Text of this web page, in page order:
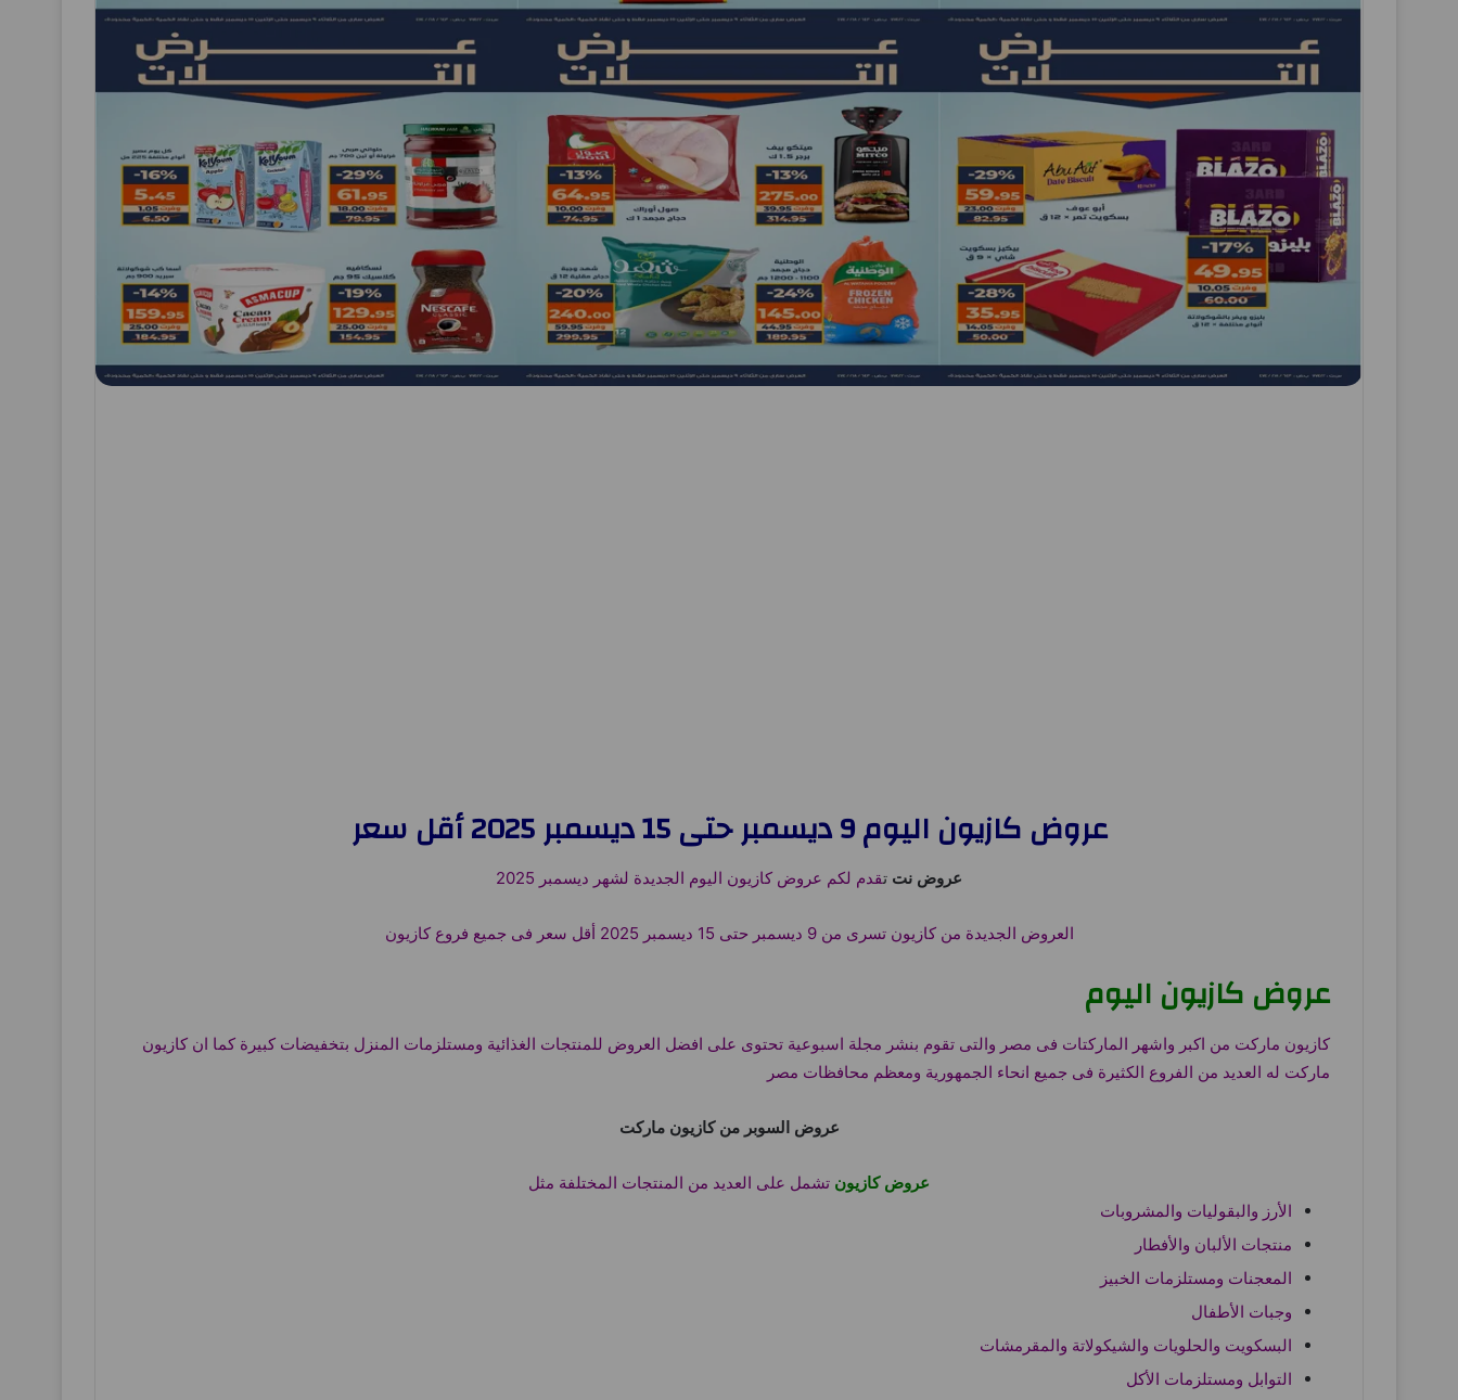
عروض كازيون اليوم 9 ديسمبر حتى 15 ديسمبر 2025 أقل سعر
عروض نت تقدم لكم عروض كازيون اليوم الجديدة لشهر ديسمبر 2025
العروض الجديدة من كازيون تسرى من 9 ديسمبر حتى 15 ديسمبر 2025 أقل سعر فى جميع فروع كازيون
عروض كازيون اليوم
كازيون ماركت من اكبر واشهر الماركتات فى مصر والتى تقوم بنشر مجلة اسبوعية تحتوى على افضل العروض للمنتجات الغذائية ومستلزمات المنزل بتخفيضات كبيرة كما ان كازيون
ماركت له العديد من الفروع الكثيرة فى جميع انحاء الجمهورية ومعظم محافظات مصر
عروض السوبر من كازيون ماركت
عروض كازيون تشمل على العديد من المنتجات المختلفة مثل
الأرز والبقوليات والمشروبات
منتجات الألبان والأفطار
المعجنات ومستلزمات الخبيز
وجبات الأطفال
البسكويت والحلويات والشيكولاتة والمقرمشات
التوابل ومستلزمات الأكل